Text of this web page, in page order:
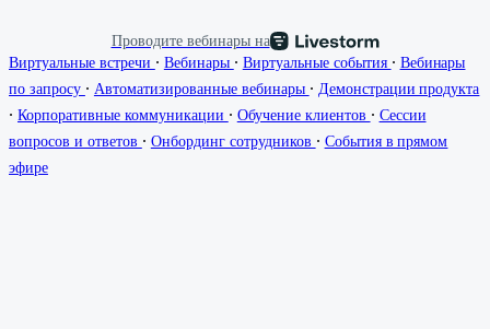
Проводите вебинары на
Виртуальные встречи ∙ Вебинары ∙ Виртуальные события ∙ Вебинары
по запросу ∙ Автоматизированные вебинары ∙ Демонстрации продукта
∙ Корпоративные коммуникации ∙ Обучение клиентов ∙ Сессии
вопросов и ответов ∙ Онбординг сотрудников ∙ События в прямом
эфире